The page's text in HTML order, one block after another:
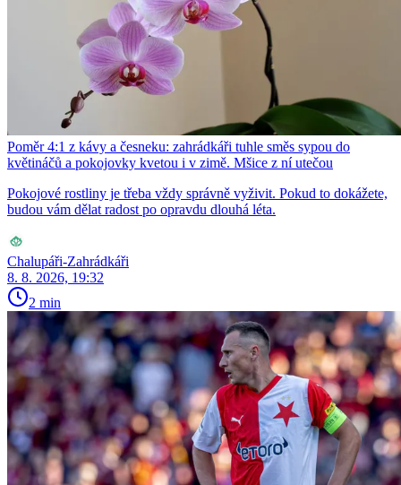
Poměr 4:1 z kávy a česneku: zahrádkáři tuhle směs sypou do
květináčů a pokojovky kvetou i v zimě. Mšice z ní utečou
Pokojové rostliny je třeba vždy správně vyživit. Pokud to dokážete,
budou vám dělat radost po opravdu dlouhá léta.
Chalupáři-Zahrádkáři
8. 8. 2026, 19:32
2 min